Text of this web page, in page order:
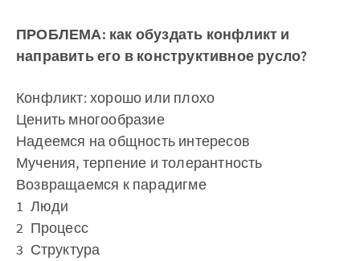
ПРОБЛЕМА: как обуздать конфликт и
направить его в конструктивное русло?
Конфликт: хорошо или плохо
Ценить многообразие
Надеемся на общность интересов
Мучения, терпение и толерантность
Возвращаемся к парадигме
1 Люди
2 Процесс
3 Структура